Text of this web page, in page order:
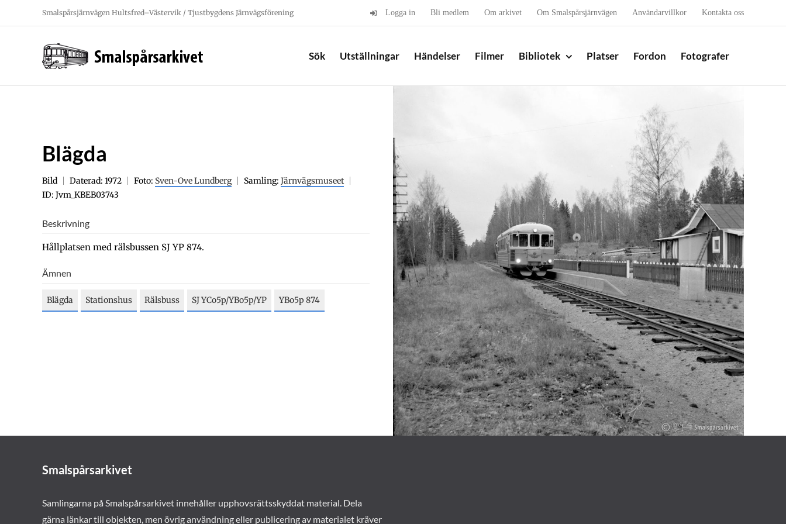
Smalspårsjärnvägen Hultsfred–Västervik / Tjustbygdens Järnvägsförening Logga in Bli medlem Om arkivet Om Smalspårsjärnvägen Användarvillkor Kontakta oss
Sök Utställningar Händelser Filmer Bibliotek Platser Fordon Fotografer
Blägda
Bild Daterad: 1972 Foto: Sven-Ove Lundberg Samling: Järnvägsmuseet
ID: Jvm_KBEB03743
Beskrivning
Hållplatsen med rälsbussen SJ YP 874.
Ämnen
Blägda Stationshus Rälsbuss SJ YCo5p/YBo5p/YP YBo5p 874
Smalspårsarkivet
Samlingarna på Smalspårsarkivet innehåller upphovsrättsskyddat material. Dela
gärna länkar till objekten, men övrig användning eller publicering av materialet kräver